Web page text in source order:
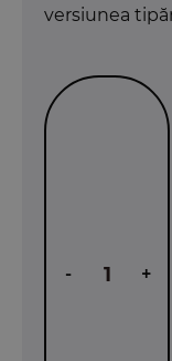
versiunea
- +